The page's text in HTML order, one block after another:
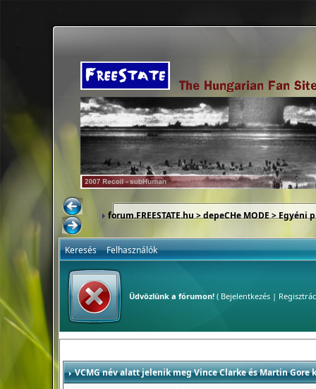
forum.FREESTATE.hu>depeCHe MODE>Egyéni
Keresés Felhasználók
Üdvözlünk a fórumon!( Bejelentkezés|
VCMG név alatt jelenik meg Vince Clarke és Martin Gore